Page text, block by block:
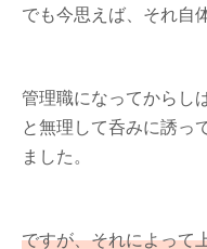
でも今思えば、それ自
管理職になってからし
と無理して呑みに誘っ
ました。
ですが、それによって